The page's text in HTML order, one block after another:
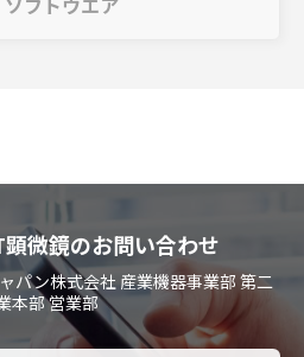
微鏡のお問い合わせ
パン株式会社 産業機器事業部 第二
本部 営業部